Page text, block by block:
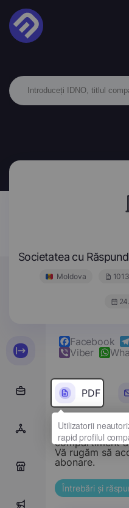
Societatea cu
Moldova
Facebook
Viber
PDF
Stimate
compartiment
Vă rugăm să
abonare.
Întrebări și